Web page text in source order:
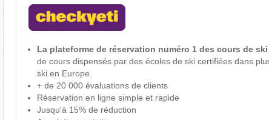
La plateforme de réservation numéro 1 des cours de ski
de cours dispensés par des écoles de ski certifiées dans
ski en Europe.
+ de 20 000 évaluations de clients
Réservation en ligne simple et rapide
Jusqu'à 15% de réduction